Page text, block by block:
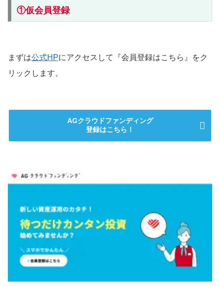
①仮会員登録
まずは公式HPにアクセスして『会員登録はこちら』をク
リックします。
AGクラウドファンディング
登録はこちら！